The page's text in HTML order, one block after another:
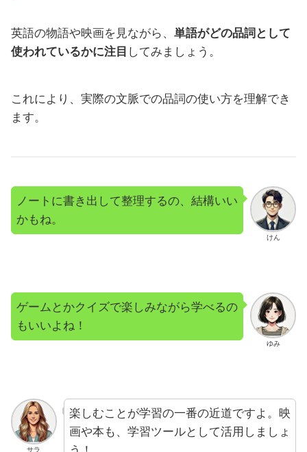
英語の物語や映画を見ながら、 単語がどの品詞として
使われているかに注目 してみましょう。
これにより、実際の文脈での品詞の使い方を理解でき
ます。
けん
ノートに書き出して整理するの、結構いい
かもね。
ゆみ
ゲームとかクイズで楽しみながら学べるの
もいいよね！
サラ
楽しむことが学習の一番の近道ですよ。映
画や本も、学習ツールとして活用しましょ